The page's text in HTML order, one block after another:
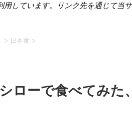
用しています。リンク先を通じて当
> 日本食 >
ローで食べてみた